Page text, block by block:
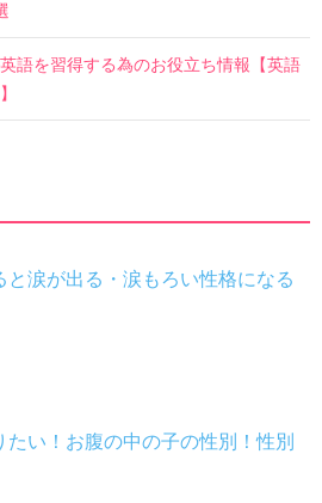
語を習得する為のお役立ち情報【英語
と涙が出る・涙もろい性格になる
たい！お腹の中の子の性別！性別